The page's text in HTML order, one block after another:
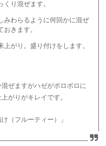
り混ぜます。
みわらるように何回かに混ぜ
きます。
がり。盛り付けをします。
ぜますがハゼがボロボロに
がりがキレイです。
（フルーティー）」